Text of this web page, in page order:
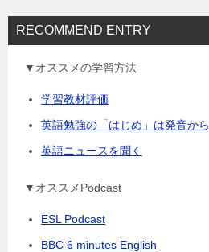
RECOMMEND ENTRY
▼オススメの学習方法
学習教材評価
英語勉強の「はじめ」は発音から
英語ニュースを聞く
▼オススメPodcast
ESL Podcast
BBC 6 minutes English